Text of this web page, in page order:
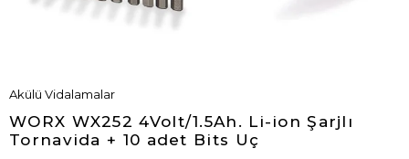
Akülü Vidalamalar
WORX WX252 4Volt/1.5Ah. Li-ion Şarjlı
Tornavida + 10 adet Bits Uç